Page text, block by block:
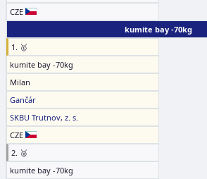
CZE
kumite bay -70kg
1. 🥇
kumite bay -70kg
Milan
Gančár
SKBU Trutnov, z. s.
CZE
2. 🥈
kumite bay -70kg